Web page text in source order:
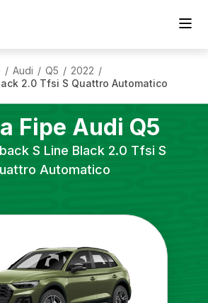
/ Audi / Q5 / 2022 /
2.0 Tfsi S Quattro Automatico
Fipe Audi Q5
S Line Black 2.0 Tfsi S
Automatico